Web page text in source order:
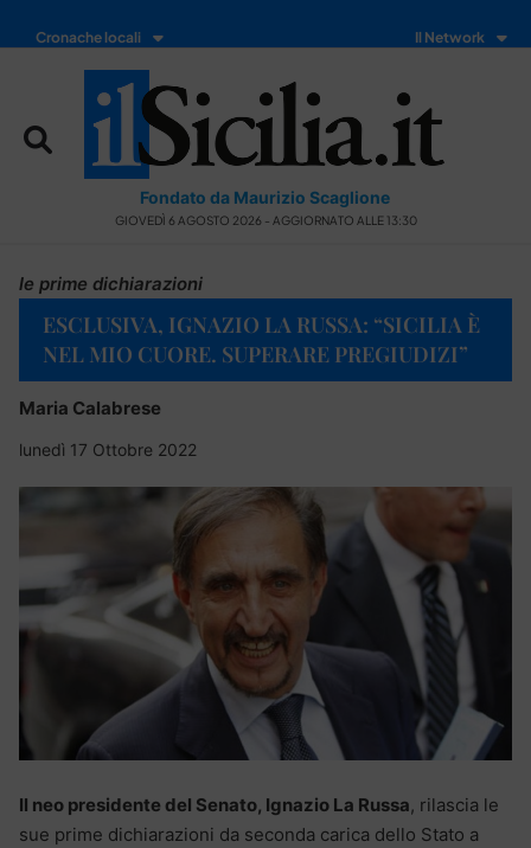
Cronache locali Il Network
Fondato da Maurizio Scaglione
GIOVEDÌ 6 AGOSTO 2026 - AGGIORNATO ALLE 13:30
le prime dichiarazioni
ESCLUSIVA, IGNAZIO LA RUSSA: “SICILIA È
NEL MIO CUORE. SUPERARE PREGIUDIZI”
Maria Calabrese
lunedì 17 Ottobre 2022
Il neo presidente del Senato, Ignazio La Russa, rilascia le
sue prime dichiarazioni da seconda carica dello Stato a